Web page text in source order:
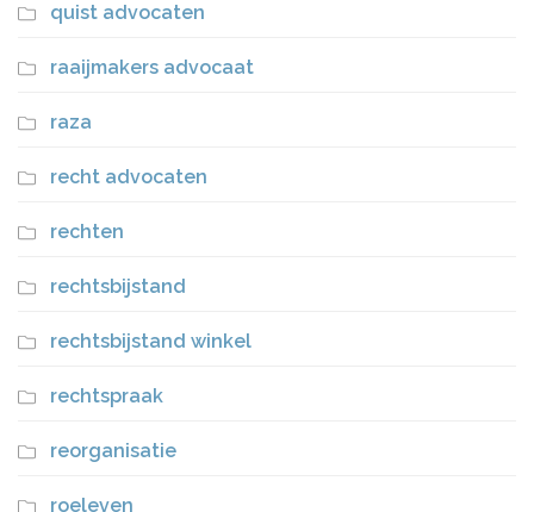
quist advocaten
raaijmakers advocaat
raza
recht advocaten
rechten
rechtsbijstand
rechtsbijstand winkel
rechtspraak
reorganisatie
roeleven